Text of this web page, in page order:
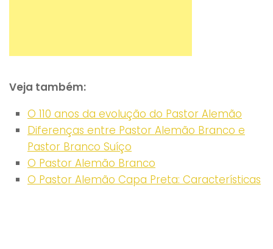
Veja também:
O 110 anos da evolução do Pastor Alemão
Diferenças entre Pastor Alemão Branco e
Pastor Branco Suíço
O Pastor Alemão Branco
O Pastor Alemão Capa Preta: Características